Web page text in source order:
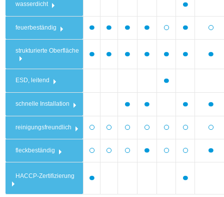
wasserdicht
feuerbeständig
strukturierte Oberfläche
ESD, leitend
schnelle Installation
reinigungsfreundlich
fleckbeständig
HACCP-Zertifizierung